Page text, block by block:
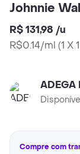
Johnnie
R$ 131,98 /u
R$0.14/ml (1 X
ADEGA
Compre com